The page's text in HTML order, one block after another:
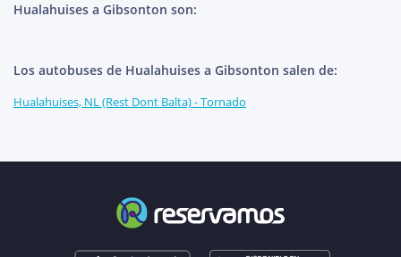
Hualahuises a Gibsonton son:
Los autobuses de Hualahuises a Gibsonton salen de:
Hualahuises, NL (Rest Dont Balta) - Tornado